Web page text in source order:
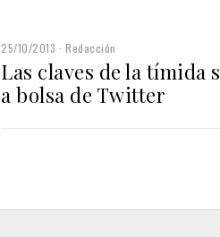
25/10/2013 Redacción
Las claves de la tímida
a bolsa de Twitter